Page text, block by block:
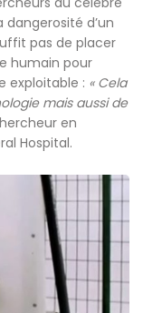
d’un
pas de placer
humain pour
exploitable : « Cela
mais aussi de
en
Hospital.